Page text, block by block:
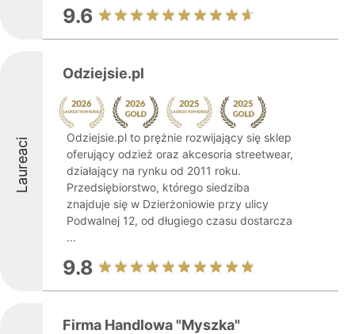
9.6
Laureaci
Odziejsie.pl
Odziejsie.pl to prężnie rozwijający się sklep
oferujący odzież oraz akcesoria streetwear,
działający na rynku od 2011 roku.
Przedsiębiorstwo, którego siedziba
znajduje się w Dzierżoniowie przy ulicy
Podwalnej 12, od długiego czasu dostarcza
...
9.8
Firma Handlowa "Myszka"